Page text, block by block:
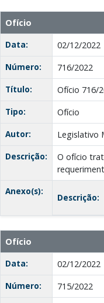
Ofício
Data:
02/12/2022
Número:
716/2022
Título:
Ofício 716/
Tipo:
Ofício
Autor:
Legislativo
Descrição:
O ofício
Anexo(s):
Descrição:
Ofício
Data:
02/12/2022
Número:
715/2022